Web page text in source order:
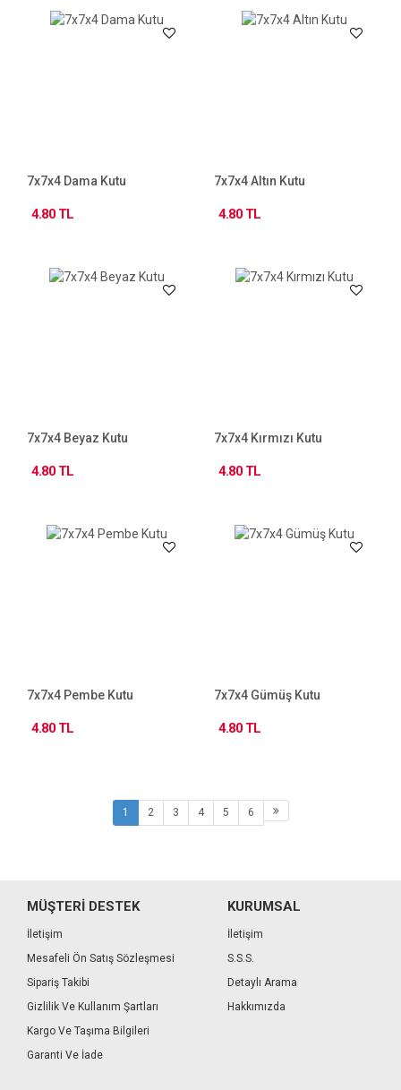
7x7x4 Dama Kutu
4.80 TL
7x7x4 Altın Kutu
4.80 TL
7x7x4 Beyaz Kutu
4.80 TL
7x7x4 Kırmızı Kutu
4.80 TL
7x7x4 Pembe Kutu
4.80 TL
7x7x4 Gümüş Kutu
4.80 TL
1 2 3 4 5 6
MÜŞTERİ DESTEK
İletişim
Mesafeli Ön Satış Sözleşmesi
Sipariş Takibi
Gizlilik Ve Kullanım Şartları
Kargo Ve Taşıma Bilgileri
Garanti Ve İade
KURUMSAL
İletişim
S.S.S.
Detaylı Arama
Hakkımızda